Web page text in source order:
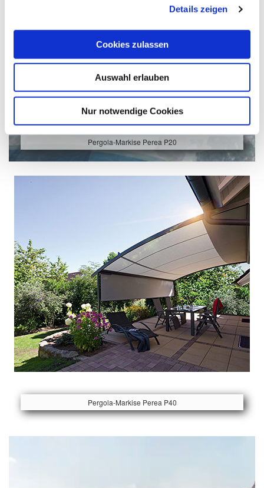
Details zeigen
Cookies zulassen
Auswahl erlauben
Nur notwendige Cookies
Pergola-Markise Perea P20
Pergola-Markise Perea P40